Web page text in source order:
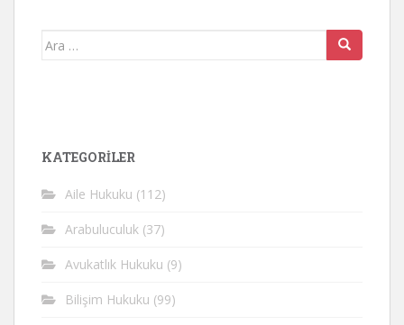
Arama
KATEGORİLER
Aile Hukuku (112)
Arabuluculuk (37)
Avukatlık Hukuku (9)
Bilişim Hukuku (99)